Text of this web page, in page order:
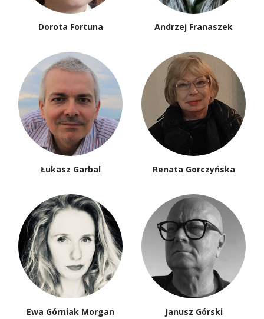
Dorota Fortuna Andrzej Franaszek
Łukasz Garbal Renata Gorczyńska
Ewa Górniak Morgan Janusz Górski